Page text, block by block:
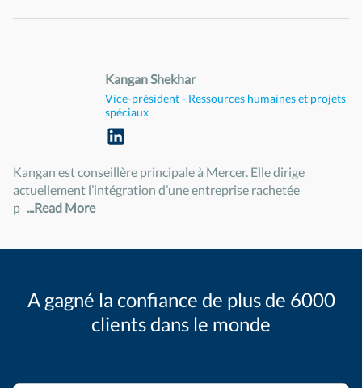
Kangan Shekhar
Vice-président - Ressources humaines et projets
spéciaux
Kangan est conseillère principale à Mercer. Elle dirige
actuellement l’intégration d’une entreprise rachetée
p ...Read More
A gagné la confiance de plus de 6000
clients dans le monde